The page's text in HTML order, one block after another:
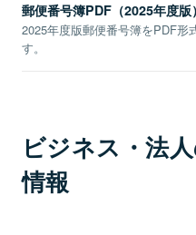
郵便番号簿PDF（2025年度版）
2025年度版郵便番号簿をPDF形
す。
ビジネス・法
情報